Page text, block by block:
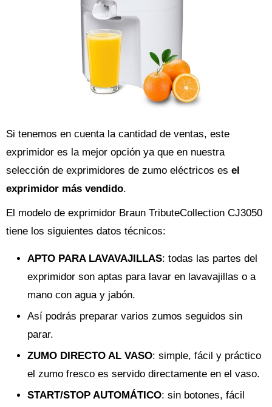
Si tenemos en cuenta la cantidad de ventas, este
exprimidor es la mejor opción ya que en nuestra
selección de exprimidores de zumo eléctricos es el
exprimidor más vendido.
El modelo de exprimidor Braun TributeCollection CJ3050
tiene los siguientes datos técnicos:
APTO PARA LAVAVAJILLAS: todas las partes del
exprimidor son aptas para lavar en lavavajillas o a
mano con agua y jabón.
Así podrás preparar varios zumos seguidos sin
parar.
ZUMO DIRECTO AL VASO: simple, fácil y práctico
el zumo fresco es servido directamente en el vaso.
START/STOP AUTOMÁTICO: sin botones, fácil